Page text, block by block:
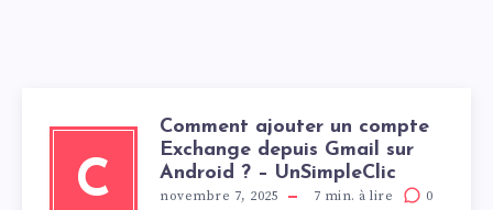
C
Comment ajouter un compte
Exchange depuis Gmail sur
Android ? – UnSimpleClic
novembre 7, 2025 7 min. à lire
0